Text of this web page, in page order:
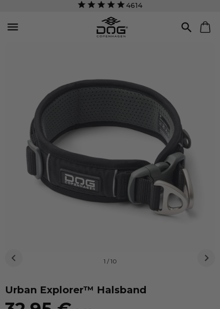
4614
 
1 / 10
Urban Explorer™ Halsband